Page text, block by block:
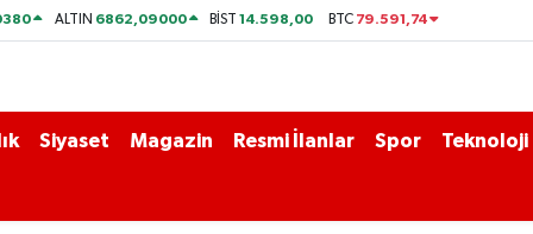
ALTIN 6862,09000 BİST14.598,00 BTC 79.591,74
Siyaset Magazin Resmi İlanlar Spor Teknoloji